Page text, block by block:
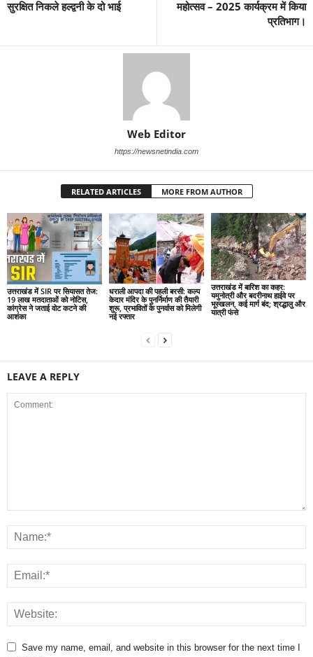
सुरक्षित निकले हल्द्वनी के दो भाई
महोत्सव – 2025 कार्यक्रम में किया
प्रतिभाग।
Web Editor
https://newsnetindia.com
RELATED ARTICLES MORE FROM AUTHOR
उत्तराखंड में SIR पर सियासत तेज:
19 लाख मतदाताओं को नोटिस,
कांग्रेस ने जताई वोट कटने की
आशंका
धराली आपदा की पहली बरसी: कल्प
केदार मंदिर के पुनर्निर्माण की तैयारी
शुरू, प्रभावितों के पुनर्वास को मिलेगी
नई रफ्तार
उत्तराखंड में बारिश का कहर:
यमुनोत्री और बदरीनाथ हाईवे पर
भूस्खलन, कई मार्ग बंद; श्रद्धालु और
यात्री फंसे
LEAVE A REPLY
Save my name, email, and website in this browser for the next time I